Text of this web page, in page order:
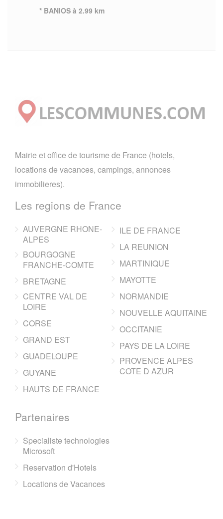
* BANIOS à 2.99 km
Mairie et office de tourisme de France (hotels,
locations de vacances, campings, annonces
immobilieres).
Les regions de France
AUVERGNE RHONE-
ALPES
BOURGOGNE
FRANCHE-COMTE
BRETAGNE
CENTRE VAL DE
LOIRE
CORSE
GRAND EST
GUADELOUPE
GUYANE
HAUTS DE FRANCE
ILE DE FRANCE
LA REUNION
MARTINIQUE
MAYOTTE
NORMANDIE
NOUVELLE AQUITAINE
OCCITANIE
PAYS DE LA LOIRE
PROVENCE ALPES
COTE D AZUR
Partenaires
Specialiste technologies
Microsoft
Reservation d'Hotels
Locations de Vacances